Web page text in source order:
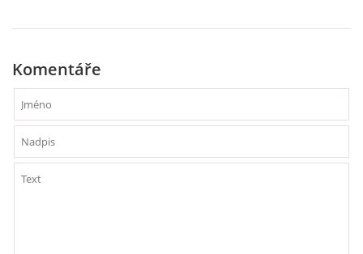
BÁSNĚ K TÉMATU JARO
POHYBOVÉ AKTIVITY NA TÉMA JARO
PÍSNĚ K TÉMATU LÉTO
Komentáře